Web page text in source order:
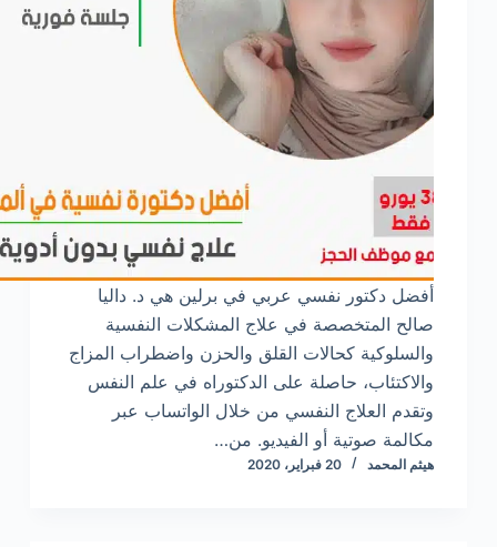
أفضل دكتور نفسي عربي في برلين هي د. داليا
صالح المتخصصة في علاج المشكلات النفسية
والسلوكية كحالات القلق والحزن واضطراب المزاج
والاكتئاب، حاصلة على الدكتوراه في علم النفس
وتقدم العلاج النفسي من خلال الواتساب عبر
مكالمة صوتية أو الفيديو. من…
هيثم المحمد 20 فبراير، 2020